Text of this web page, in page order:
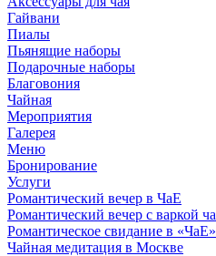
Гайвани
Пиалы
Пьянящие наборы
Подарочные наборы
Благовония
Чайная
Мероприятия
Галерея
Меню
Бронирование
Услуги
Романтический вечер в ЧаЕ
Романтический вечер с варкой
Романтическое свидание в
Чайная медитация в Москве